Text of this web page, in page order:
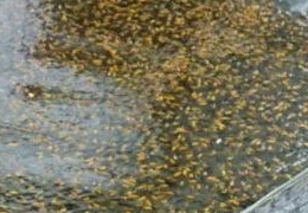
JENIS IKAN